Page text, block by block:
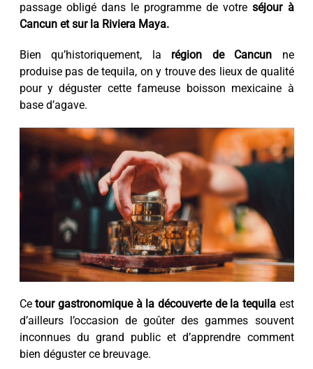
passage obligé dans le programme de votreséjour à
Cancun et sur la Riviera Maya.
Bien qu’historiquement, la région de Cancun ne
produise pas de tequila, on y trouve des lieux de qualité
pour y déguster cette fameuse boisson mexicaine à
base d’agave.
Cetour gastronomique à la découverte de la tequilaest
d’ailleurs l’occasion de goûter des gammes souvent
inconnues du grand public et d’apprendre comment
bien déguster ce breuvage.